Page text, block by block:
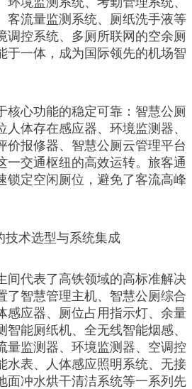
客流量监测系统、厕纸洗手液等
调控系统、多厕所联网的空余厕
于一体，成为国际领先的机场智
核心功能的稳定可靠：智慧公厕
体存在感应器、环境监测器、
价报修器、智慧公厕云管理平台
一交通枢纽的高效运转。旅客通
锁定空闲厕位，避免了客流高峰
技术选型与系统集成
间代表了高铁领域的高标准解决
了智慧管理主机、智慧公厕综合
感应器、厕位占用指示灯、余量
智能厕纸机、全无线智能烟感、
量监测器、环境监测器、空调控
水表、人体感应照明系统、无接
面冲水烘干清洁系统等一系列先